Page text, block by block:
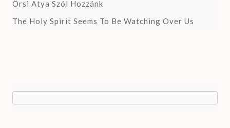
Örsi Atya Szól Hozzánk
The Holy Spirit Seems To Be Watching Over Us